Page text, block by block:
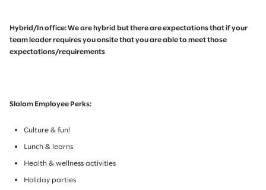
Hybrid/In office: We are hybrid but there are expectations that if your
team leader requires you onsite that you are able to meet those
expectations/requirements
Slalom Employee Perks:
Culture & fun!
Lunch & learns
Health & wellness activities
Holiday parties